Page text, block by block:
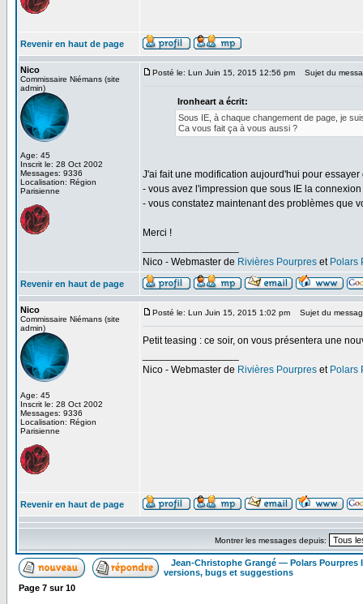
Revenir en haut de page
Nico
Commissaire Niémans (site
admin)
Age: 45
Inscrit le: 28 Oct 2002
Messages: 9336
Localisation: Région
Parisienne
Posté le: Lun Juin 15, 2015 12:56 pm Sujet du
Ironheart a écrit:
Sous IE, à chaque changement de page, je
Ca vous fait ça à vous aussi ?
J'ai fait une modification aujourd'hui pour
- vous avez l'impression que sous IE la
- vous constatez maintenant des problèmes que
Merci !
Nico - Webmaster de Rivières Pourpres et Polars
Revenir en haut de page
Nico
Commissaire Niémans (site
admin)
Age: 45
Inscrit le: 28 Oct 2002
Messages: 9336
Localisation: Région
Parisienne
Posté le: Lun Juin 15, 2015 1:02 pm Sujet du
Petit teasing : ce soir, on vous présentera une
Nico - Webmaster de Rivières Pourpres et Polars
Revenir en haut de page
Montrer les messages depuis:
Jean-Christophe Grangé — Polars Pourpres
versions, bugs et suggestions
Page 7 sur10